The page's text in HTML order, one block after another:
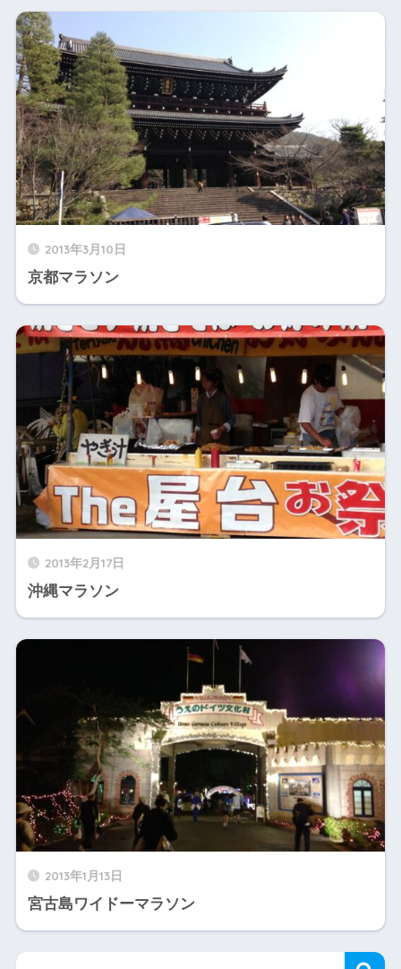
2013年3月10日
京都マラソン
2013年2月17日
沖縄マラソン
2013年1月13日
宮古島ワイドーマラソン